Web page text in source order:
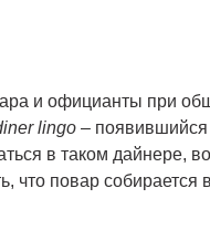
и официанты при
lingo –
в таком дайнере,
что повар собирается